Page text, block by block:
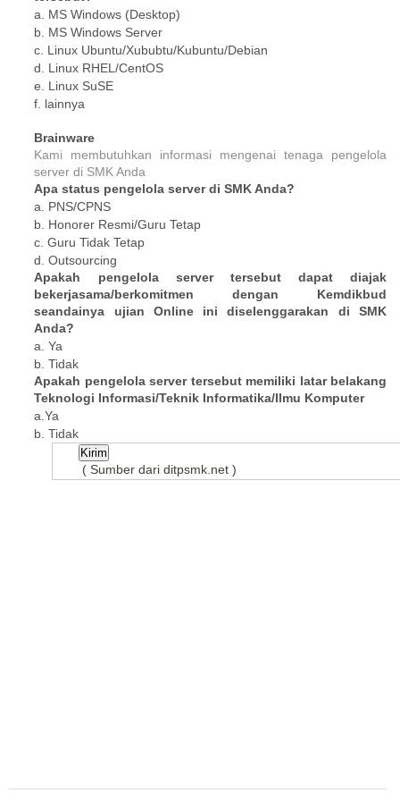
a. MS Windows (Desktop)
b. MS Windows Server
c. Linux Ubuntu/Xububtu/Kubuntu/Debian
d. Linux RHEL/CentOS
e. Linux SuSE
f. lainnya
Brainware
Kami membutuhkan informasi mengenai tenaga pengelola
server di SMK Anda
Apa status pengelola server di SMK Anda?
a. PNS/CPNS
b. Honorer Resmi/Guru Tetap
c. Guru Tidak Tetap
d. Outsourcing
Apakah pengelola server tersebut dapat diajak
bekerjasama/berkomitmen dengan Kemdikbud
seandainya ujian Online ini diselenggarakan di SMK
Anda?
a. Ya
b. Tidak
Apakah pengelola server tersebut memiliki latar belakang
Teknologi Informasi/Teknik Informatika/Ilmu Komputer
a.Ya
b. Tidak
( Sumber dari ditpsmk.net )